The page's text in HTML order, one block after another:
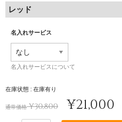
レッド
名入れサービス
名入れサービスについて
在庫状態 : 在庫有り
通常価格¥30,800 ¥21,000